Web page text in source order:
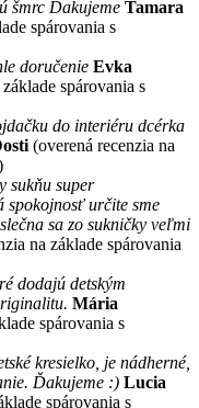
šmrc Dakujeme Tamara
spárovania s
doručenie Evka
spárovania s
do interiéru dcérka
(overená recenzia na
sukňu super
spokojnosť určite sme
sa zo sukničky veľmi
na základe spárovania
dodajú detským
Mária
spárovania s
kresielko, je nádherné,
Ďakujeme :) Lucia
spárovania s